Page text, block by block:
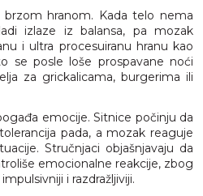
brzom hranom. Kada telo nema
izlaze iz balansa, pa mozak
i ultra procesuiranu hranu kao
se posle loše prospavane noći
za grickalicama, burgerima ili
emocije. Sitnice počinju da
pada, a mozak reaguje
Stručnjaci objašnjavaju da
emocionalne reakcije, zbog
i razdražljiviji.